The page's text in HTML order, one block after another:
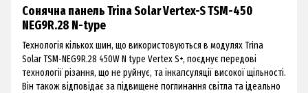
Сонячна панель Trina Solar Vertex-S TSM-450
NEG9R.28 N-type
Технологія кількох шин, що використовуються в модулях Trina
Solar TSM-NEG9R.28 450W N type Vertex S+, поєднує передові
технології різання, що не руйнує, та інкапсуляції високої щільності.
Він також відповідає за підвищене поглинання світла та ідеально